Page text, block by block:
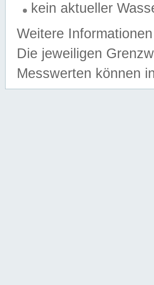
kein aktueller
Weitere
Die jeweiligen
Messwerten können